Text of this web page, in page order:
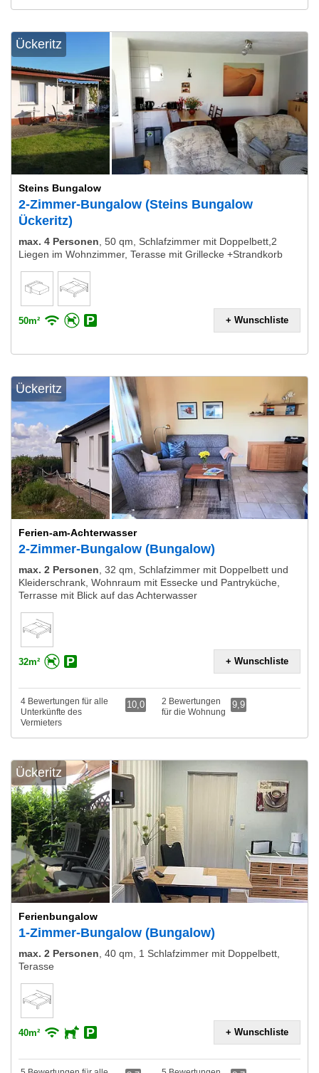
Ückeritz
Steins Bungalow
2-Zimmer-Bungalow (Steins Bungalow
Ückeritz)
max. 4 Personen 50 qm, Schlafzimmer mit Doppelbett,2
Liegen im Wohnzimmer, Terasse mit Grillecke +Strandkorb
50m² + Wunschliste
Ückeritz
Ferien-am-Achterwasser
2-Zimmer-Bungalow (Bungalow)
max. 2 Personen 32 qm, Schlafzimmer mit Doppelbett und
Kleiderschrank, Wohnraum mit Essecke und Pantryküche,
Terrasse mit Blick auf das Achterwasser
32m² + Wunschliste
4 Bewertungen für alle
Unterkünfte des
Vermieters
10,0
2 Bewertungen
für die Wohnung
9,9
Ückeritz
Ferienbungalow
1-Zimmer-Bungalow (Bungalow)
max. 2 Personen 40 qm, 1 Schlafzimmer mit Doppelbett,
Terasse
40m² + Wunschliste